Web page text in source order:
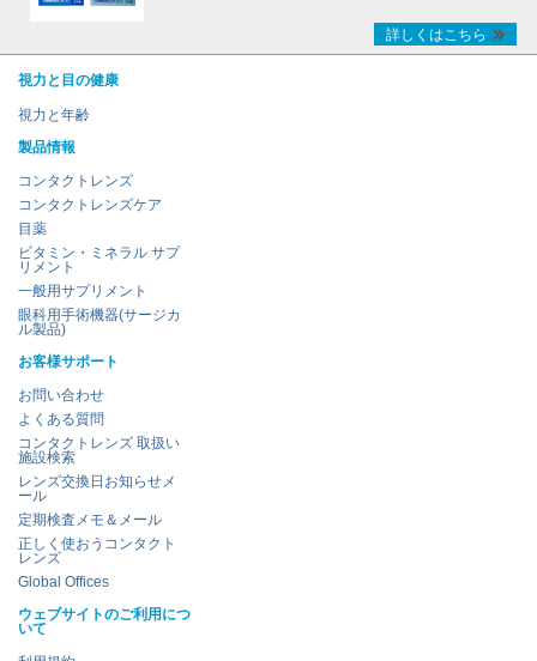
詳しくはこちら
視力と目の健康
視力と年齢
製品情報
コンタクトレンズ
コンタクトレンズケア
目薬
ビタミン・ミネラル サプ
リメント
一般用サプリメント
眼科用手術機器(サージカ
ル製品)
お客様サポート
お問い合わせ
よくある質問
コンタクトレンズ 取扱い
施設検索
レンズ交換日お知らせメ
ール
定期検査メモ＆メール
正しく使おうコンタクト
レンズ
Global Offices
ウェブサイトのご利用につ
いて